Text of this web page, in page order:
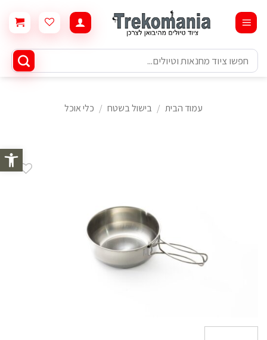
פתח
content
חיפוש
עבור:
עמוד הבית / בישול בשטח / כלי אוכל